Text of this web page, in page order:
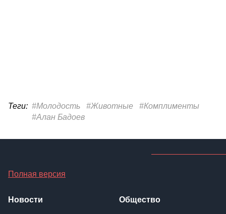
Теги: #Молодость #Животные
#Комплименты
#Алан Бадоев
Полная версия
Новости Общество